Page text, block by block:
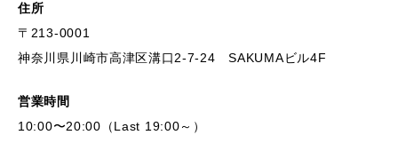
住所
〒213-0001
神奈川県川崎市高津区溝口2-7-24 SAKUMAビル4F
営業時間
10:00〜20:00（Last 19:00～）